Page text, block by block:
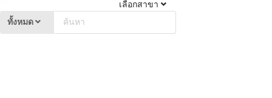
เลือกสาขา
ทั้งหมด